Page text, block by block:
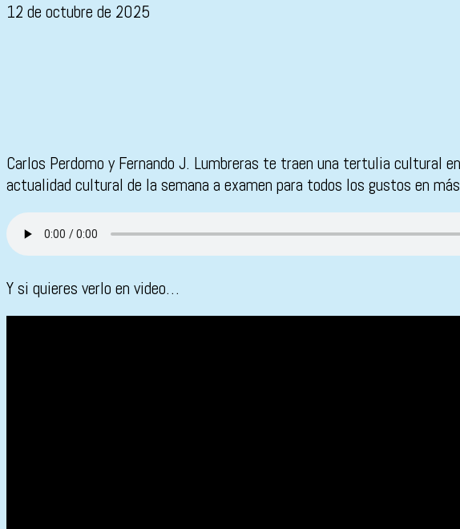
12 de octubre de 2025
Carlos Perdomo y Fernando J. Lumbreras te traen una tertulia cultural
actualidad cultural de la semana a examen para todos los gustos en
Y si quieres verlo en video…